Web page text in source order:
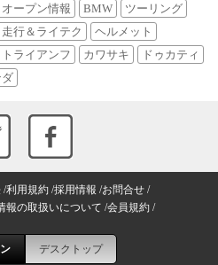
オープン情報 BMW
ツーリング
走行＆ライテク
ヘルメット
トライアンフ カワサキ
ドゥカティ
ダ
利用規約 採用情報 お問合せ
報の取扱いについて 会員規約
デスクトップ